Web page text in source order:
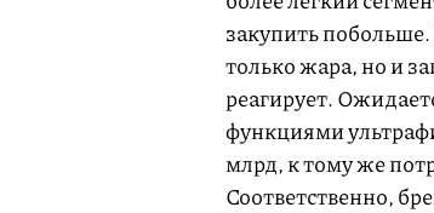
закупить
только жара, но и
реагирует.
функциями
млрд, к тому же
Соответственно,